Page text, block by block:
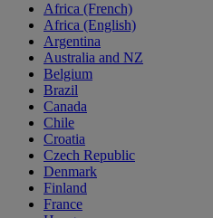
Africa (French)
Africa (English)
Argentina
Australia and NZ
Belgium
Brazil
Canada
Chile
Croatia
Czech Republic
Denmark
Finland
France